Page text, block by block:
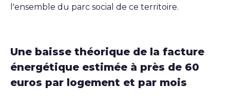
l’ensemble du parc social de ce territoire.
Une baisse théorique de la facture
énergétique estimée à près de 60
euros par logement et par mois